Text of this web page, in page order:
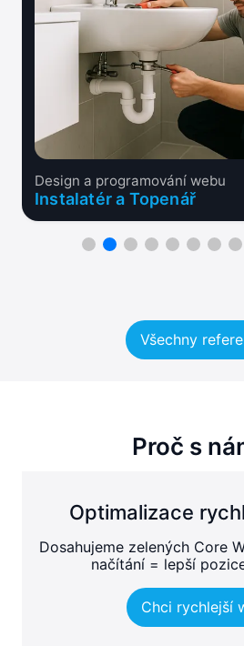
Design a programování webu
Instalatér a Topenář
Všechny
Proč s
Optimalizace
Dosahujeme zelených Core
načítání = lepší
Chci rychlejší